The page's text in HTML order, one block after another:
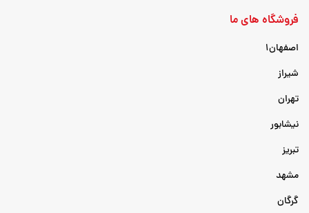
فروشگاه های ما
اصفهان۱
شیراز
تهران
نیشابور
تبریز
مشهد
گرگان